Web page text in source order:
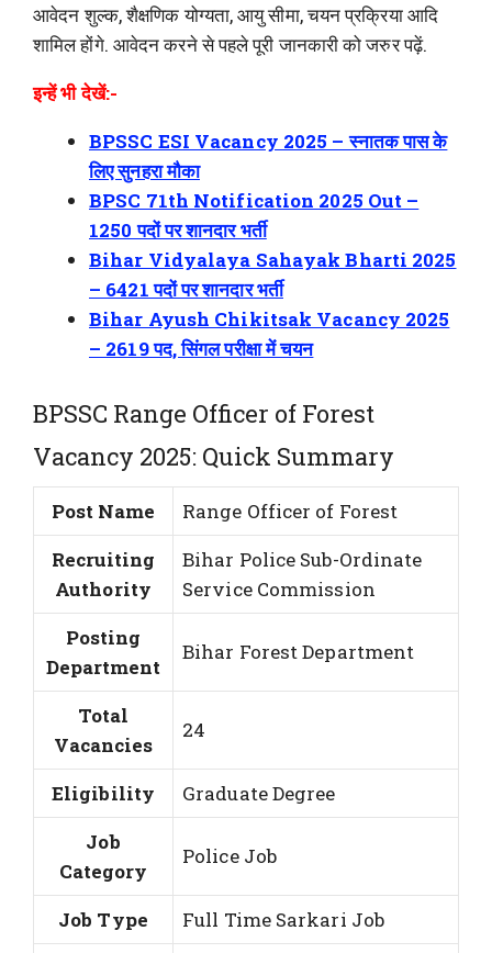
आवेदन शुल्क, शैक्षणिक योग्यता, आयु सीमा, चयन प्रक्रिया आदि
शामिल होंगे. आवेदन करने से पहले पूरी जानकारी को जरुर पढ़ें.
इन्हें भी देखें:-
BPSSC ESI Vacancy 2025 – स्नातक पास के
लिए सुनहरा मौका
BPSC 71th Notification 2025 Out –
1250 पदों पर शानदार भर्ती
Bihar Vidyalaya Sahayak Bharti 2025
– 6421 पदों पर शानदार भर्ती
Bihar Ayush Chikitsak Vacancy 2025
– 2619 पद, सिंगल परीक्षा में चयन
BPSSC Range Officer of Forest
Vacancy 2025: Quick Summary
Post Name
Range Officer of Forest
Recruiting
Authority
Bihar Police Sub-Ordinate
Service Commission
Posting
Department
Bihar Forest Department
Total
Vacancies
24
Eligibility
Graduate Degree
Job
Category
Police Job
Job Type
Full Time Sarkari Job